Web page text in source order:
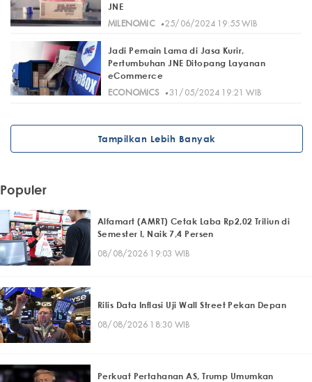
JNE
MILENOMIC· 25/06/2024 19:55 WIB
Jadi Pemain Lama di Jasa Kurir,
Pertumbuhan JNE Ditopang Layanan
eCommerce
ECONOMICS· 31/05/2024 19:21 WIB
Tampilkan Lebih Banyak
Populer
Alfamart (AMRT) Cetak Laba Rp2,02 Triliun di
Semester I, Naik 7,4 Persen
08/08/2026 19:03 WIB
Rilis Data Inflasi Uji Wall Street Pekan Depan
08/08/2026 18:30 WIB
Perkuat Pertahanan AS, Trump Umumkan